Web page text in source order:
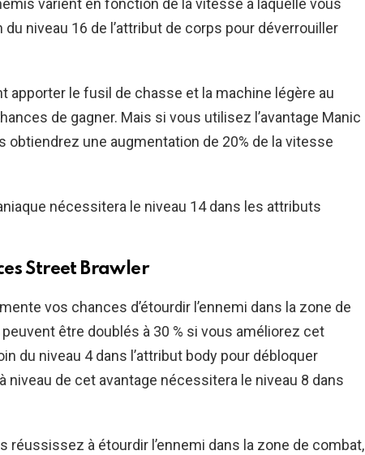
varient en fonction de la vitesse à laquelle vous
niveau 16 de l’attribut de corps pour déverrouiller
apporter le fusil de chasse et la machine légère au
de gagner. Mais si vous utilisez l’avantage Manic
obtiendrez une augmentation de 20% de la vitesse
nécessitera le niveau 14 dans les attributs
Street Brawler
vos chances d’étourdir l’ennemi dans la zone de
peuvent être doublés à 30 % si vous améliorez cet
du niveau 4 dans l’attribut body pour débloquer
à niveau de cet avantage nécessitera le niveau 8 dans
réussissez à étourdir l’ennemi dans la zone de combat,